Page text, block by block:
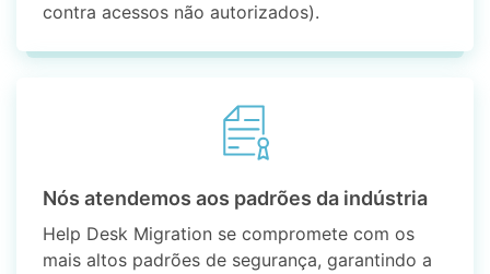
contra acessos não autorizados).
Nós atendemos aos padrões da indústria
Help Desk Migration se compromete com os
mais altos padrões de segurança, garantindo a